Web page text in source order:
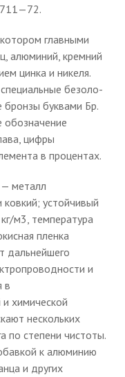
главными
алюминий, кремний
цинка и никеля.
безоло-
бронзы буквами Бр.
обозначение
цифры
в процентах.
металл
ковкий; устойчивый
м3, температура
пленка
дальнейшего
и
в
химической
нескольких
по степени чистоты.
к алюминию
и других